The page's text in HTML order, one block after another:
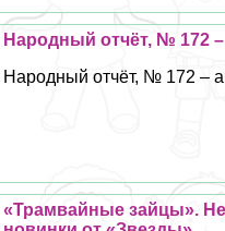
Народный отчёт, № 172
Народный отчёт, № 172 –
«Трамвайные зайцы».